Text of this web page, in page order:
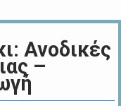
Ανοδικές
–